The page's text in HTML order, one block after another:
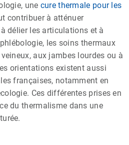
une cure thermale pour les
contribuer à atténuer
délier les articulations et à
les soins thermaux
aux jambes lourdes ou à
orientations existent aussi
françaises, notamment en
Ces différentes prises en
du thermalisme dans une